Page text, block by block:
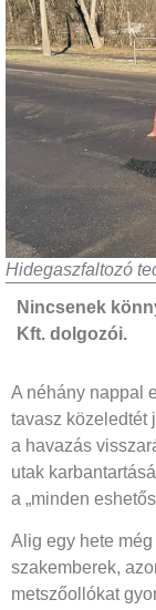
Hidegaszfaltozó
Nincsenek
Kft. dolgozói.
A néhány nappal
tavasz közeledtét
a havazás
utak
a „minden
Alig egy hete
szakemberek,
metszőollókat